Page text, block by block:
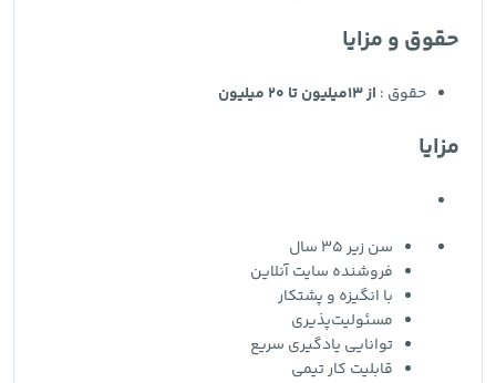
حقوق و مزایا
حقوق : از 13میلیون تا 20 میلیون
مزایا
سن زیر 35 سال
فروشنده سایت آنلاین
با انگیزه و پشتکار
مسئولیت‌پذیری
توانایی یادگیری سریع
قابلیت کار تیمی